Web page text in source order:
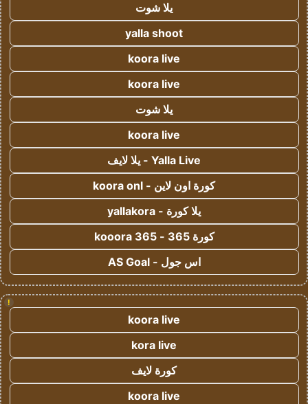
يلا شوت
yalla shoot
koora live
koora live
يلا شوت
koora live
Yalla Live - يلا لايف
كورة اون لاين - koora onl
يلا كورة - yallakora
كورة 365 - kooora 365
اس جول - AS Goal
!
koora live
kora live
كورة لايف
koora live